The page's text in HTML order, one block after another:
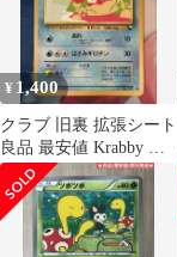
¥ 1,400
クラブ 旧裏 拡張シート
良品 最安値 Krabby ポ
ケモンカード